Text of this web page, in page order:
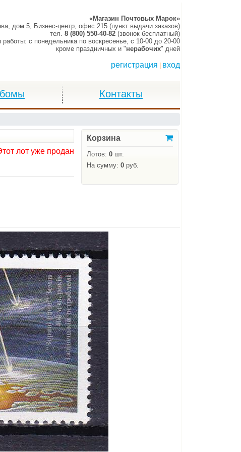
«Магазин Почтовых Марок»
дом 5, Бизнес-центр, офис 215 (пункт выдачи заказов)
тел. 8 (800) 550-40-82 (звонок бесплатный)
работы: c понедельника по воскресенье, c 10-00 до 20-00
кроме праздничных и "нерабочих" дней
регистрация вход
Контакты
Корзина
Лотов:0 шт.
На сумму:0 руб.
лот уже продан